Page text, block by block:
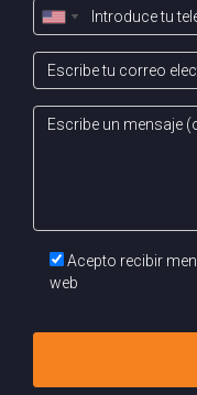
Acepto recibir
web